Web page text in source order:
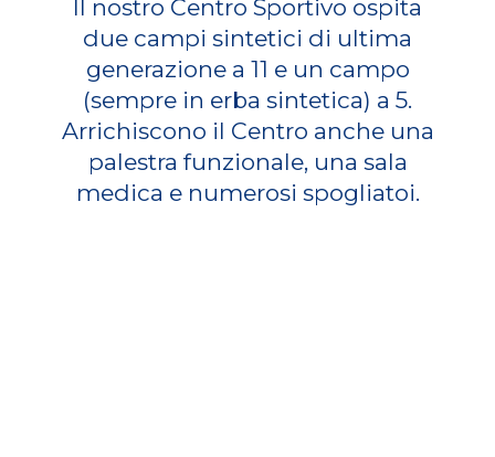
Il nostro Centro Sportivo ospita
due campi sintetici di ultima
generazione a 11 e un campo
(sempre in erba sintetica) a 5.
Arrichiscono il Centro anche una
palestra funzionale, una sala
medica e numerosi spogliatoi.